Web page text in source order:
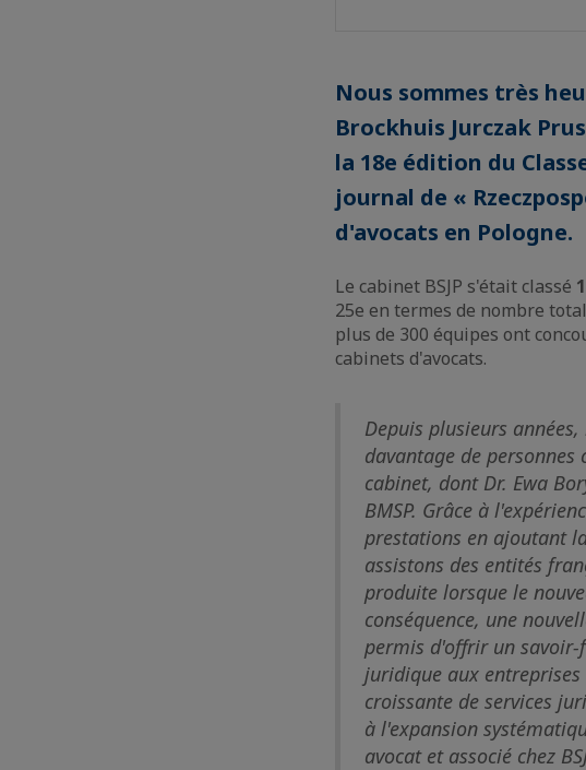
Nous sommes très
Brockhuis Jurczak
la 18e édition du
journal de «
d'avocats en Pologne.
Le cabinet BSJP s'était classé
25e en termes de nombre
plus de 300 équipes ont
cabinets d'avocats.
Depuis plusieurs
davantage de
cabinet, dont Dr. Ewa
BMSP. Grâce à
prestations en ajoutant
assistons des entités
produite lorsque le
conséquence, une
permis d'offrir un savoir-
juridique aux
croissante de services
à l'expansion
avocat et associé chez